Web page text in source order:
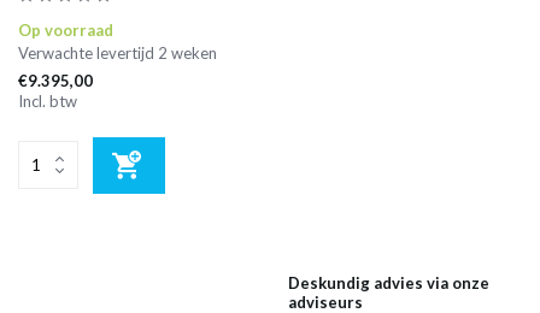
Op voorraad
Verwachte levertijd 2 weken
€9.395,00
Incl. btw
Deskundig advies via onze
adviseurs